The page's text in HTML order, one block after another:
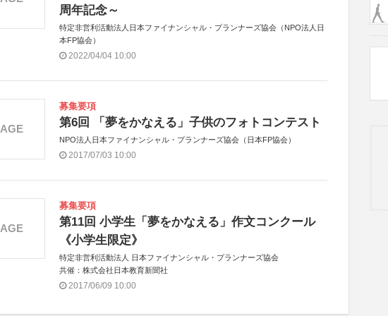
周年記念～
特定非営利活動法人日本ファイナンシャル・プランナーズ協会（NPO法人日
本FP協会）
2022/04/04 10:00
募集要項
第6回 「夢をかなえる」子供のフォトコンテスト
NPO法人日本ファイナンシャル・プランナーズ協会（日本FP協会）
2017/07/03 10:00
募集要項
第11回 小学生「夢をかなえる」作文コンクール
《小学生限定》
特定非営利活動法人 日本ファイナンシャル・プランナーズ協会
共催：株式会社日本教育新聞社
2017/06/09 10:00